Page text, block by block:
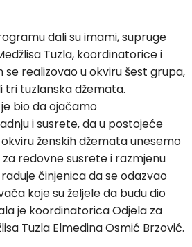
dali su imami, supruge
Tuzla, koordinatorice i
realizovao u okviru šest grupa,
tri tuzlanska džemata.
bio da ojačamo
i susrete, da u postojeće
ženskih džemata unesemo
redovne susrete i razmjenu
činjenica da se odazvao
koje su željele da budu dio
je koordinatorica Odjela za
Tuzla Elmedina Osmić Brzović.